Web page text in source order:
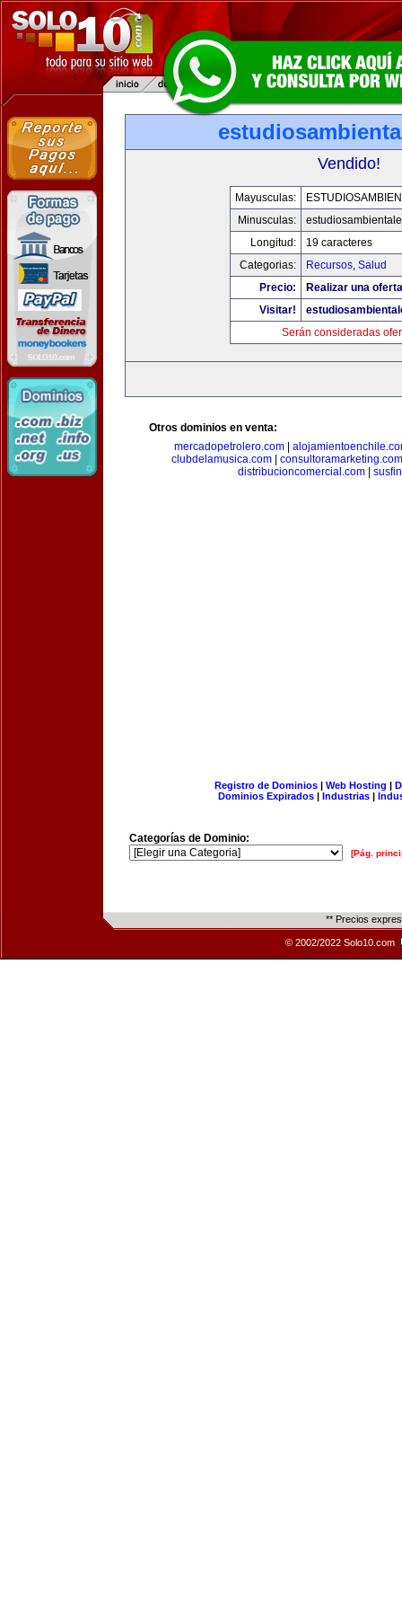
Vendido!
Mayusculas:
Minusculas:
Longitud:
19 caracteres
Categorias:
Recursos, Salud
Precio:
Realizar una
Visitar!
Serán consideradas
Otros dominios en venta:
mercadopetrolero.com|
clubdelamusica.com
consultoramarketing.com
distribucioncomercial.com
Registro de Dominios| Web Hosting |
Dominios Expirados | Industrias |
Categorías de Dominio:
[Pág.
** Precios
© 2002/2022 Solo10.com